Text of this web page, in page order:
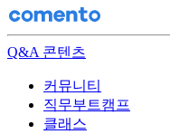
Q&A 콘텐츠
커뮤니티
직무부트캠프
클래스